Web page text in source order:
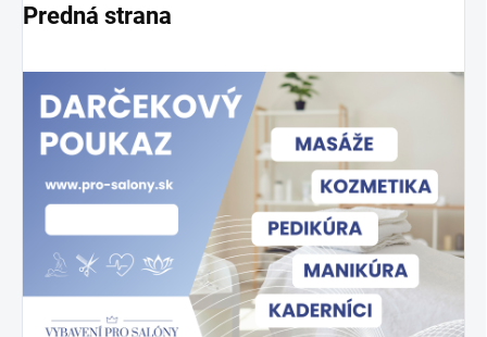
Predná strana